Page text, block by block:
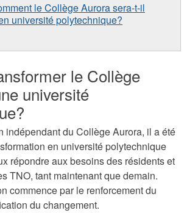
le Collège Aurora sera-t-il
université polytechnique?
le Collège
université
indépendant du Collège Aurora, il a été
en université polytechnique
répondre aux besoins des résidents et
TNO, tant maintenant que demain.
commence par le renforcement du
du changement.